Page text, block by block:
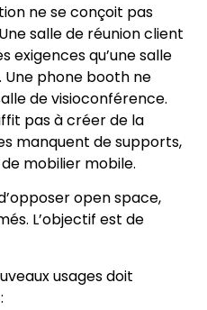
ne se conçoit pas
salle de réunion client
exigences qu’une salle
phone booth ne
de visioconférence.
pas à créer de la
manquent de supports,
mobilier mobile.
open space,
L’objectif est de
usages doit